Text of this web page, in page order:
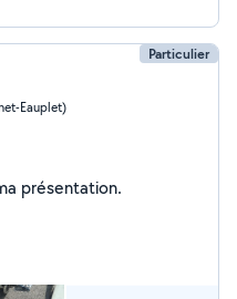
Particulier
Eauplet)
Je n'ai pas encore renseigné ma présentation.